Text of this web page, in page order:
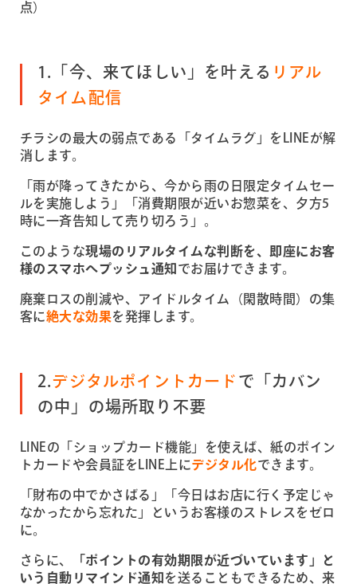
点）
1.「今、来てほしい」を叶える リアル
タイム配信
チラシの最大の弱点である「タイムラグ」をLINEが解
消します。
「雨が降ってきたから、今から雨の日限定タイムセー
ルを実施しよう」「消費期限が近いお惣菜を、夕方5
時に一斉告知して売り切ろう」。
このような現場のリアルタイムな判断を、即座にお客
様のスマホへプッシュ通知 でお届けできます。
廃棄ロスの削減や、アイドルタイム（閑散時間）の集
客に絶大な効果を発揮します。
2.デジタルポイントカード で「カバン
の中」の場所取り不要
LINEの「ショップカード機能」を使えば、紙のポイン
トカードや会員証をLINE上にデジタル化できます。
「財布の中でかさばる」「今日はお店に行く予定じゃ
なかったから忘れた」というお客様のストレスをゼロ
に。
さらに、
「ポイントの有効期限が近づいています」と
いう自動リマインド通知 を送ることもできるため、来